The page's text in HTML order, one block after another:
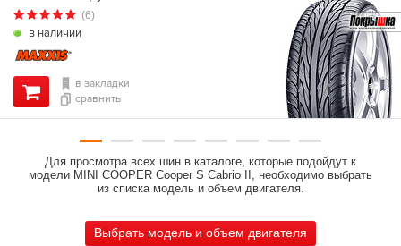
в наличии
(6)
в закладки
сравнить
Для просмотра всех шин в каталоге, которые подойдут к
модели MINI COOPER Cooper S Cabrio II, необходимо выбрать
из списка модель и объем двигателя.
Выбрать модель и объем двигателя